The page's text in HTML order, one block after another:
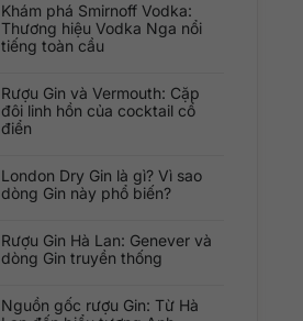
Khám phá Smirnoff Vodka:
Thương hiệu Vodka Nga nổi
tiếng toàn cầu
bình
luận
ở
Khám
phá
Thương
hiệu
Vodka
tiếng
toàn
cầu
Rượu Gin và Vermouth: Cặp
đôi linh hồn của cocktail cổ
điển
bình
luận
ở
Vermouth:
Cặp
của
cocktail
London Dry Gin là gì? Vì sao
dòng Gin này phổ biến?
bình
luận
ở
là
Rượu Gin Hà Lan: Genever và
dòng Gin truyền thống
bình
luận
Nguồn gốc rượu Gin: Từ Hà